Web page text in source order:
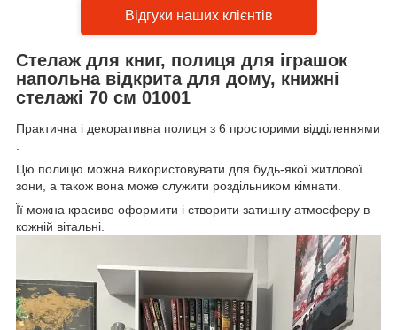
Відгуки наших клієнтів
Стелаж для книг, полиця для іграшок
напольна відкрита для дому, книжні
стелажі 70 см 01001
Практична і декоративна полиця з 6 просторими відділеннями
.
Цю полицю можна використовувати для будь-якої житлової
зони, а також вона може служити роздільником кімнати.
Її можна красиво оформити і створити затишну атмосферу в
кожній вітальні.